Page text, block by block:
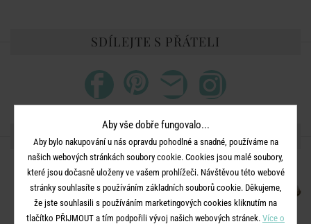
SDÍLEJTE S PŘÁTELI
DALŠÍ PRODUKTY ZE SÉRIE
Aby vše dobře fungovalo...
Aby bylo nakupování u nás opravdu pohodlné a snadné, používáme na
našich webových stránkách soubory cookie. Cookies jsou malé soubory,
které jsou dočasně uloženy ve vašem prohlížeči. Návštěvou této webové
stránky souhlasíte s používáním základních souborů cookie. Děkujeme,
že jste souhlasili s používáním marketingových cookies kliknutím na
tlačítko PŘIJMOUT a tím podpořili vývoj našich webových stránek. Více o